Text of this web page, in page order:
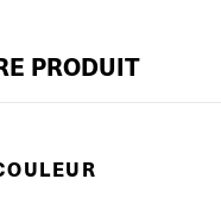
PRODUIT